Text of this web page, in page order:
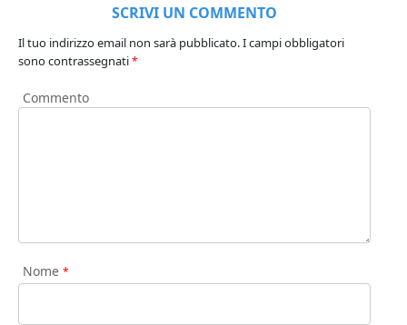
SCRIVI UN COMMENTO
Il tuo indirizzo email non sarà pubblicato.I campi obbligatori
sono contrassegnati*
Commento
Nome *